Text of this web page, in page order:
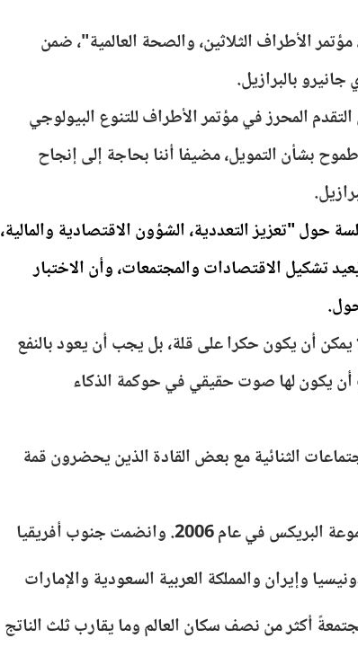
الأطراف الثلاثين، والصحة العالمية"، ضمن
بالبرازيل.
المحرز في مؤتمر الأطراف للتنوع البيولوجي
بشأن التمويل، مضيفا أننا بحاجة إلى إنجاح
حول "تعزيز التعددية، الشؤون الاقتصادية والمالية،
تشكيل الاقتصادات والمجتمعات، وأن الاختبار
أن يكون حكرا على قلة، بل يجب أن يعود بالنفع
يكون لها صوت حقيقي في حوكمة الذكاء
الثنائية مع بعض القادة الذين يحضرون قمة
وانضمت جنوب أفريقيا
أكثر من نصف سكان العالم وما يقارب ثلث الناتج